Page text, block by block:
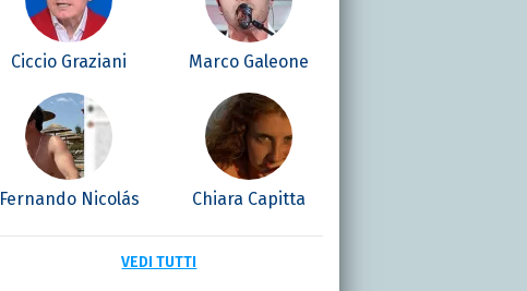
Ciccio Graziani Marco Galeone
Fernando Nicolás Chiara Capitta
VEDI TUTTI